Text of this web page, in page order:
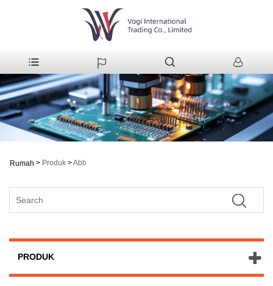
Rumah > Produk >Abb
PRODUK